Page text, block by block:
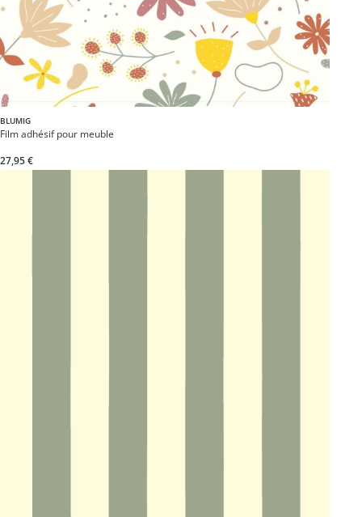
BLUMIG
Film adhésif pour meuble
27,95 €